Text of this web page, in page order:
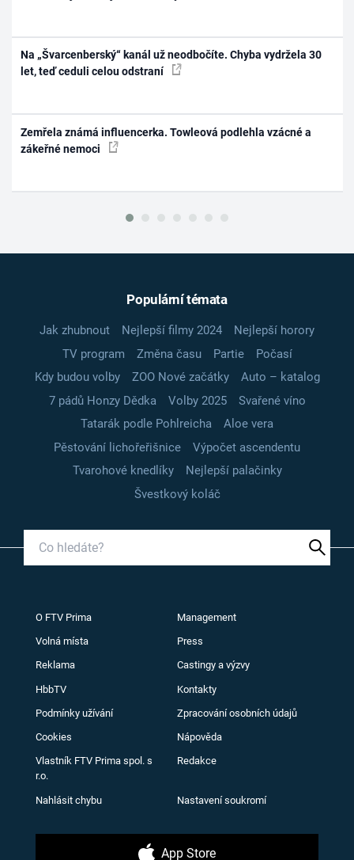
Na „Švarcenberský“ kanál už neodbočíte. Chyba vydržela 30
let, teď ceduli celou odstraní
Zemřela známá influencerka. Towleová podlehla vzácné a
zákeřné nemoci
Populární témata
Jak zhubnout Nejlepší filmy 2024
Nejlepší horory
TV program
Změna času Partie
Počasí
Kdy budou volby
ZOO Nové začátky
Auto – katalog
7 pádů Honzy Dědka
Volby 2025
Svařené víno
Tatarák podle Pohlreicha
Aloe vera
Pěstování lichořeřišnice
Výpočet ascendentu
Tvarohové knedlíky
Nejlepší palačinky
Švestkový koláč
O FTV Prima Management
Volná místa Press
Reklama Castingy a výzvy
HbbTV Kontakty
Podmínky užívání Zpracování osobních údajů
Cookies Nápověda
Vlastník FTV Prima spol. s
r.o.
Redakce
Nahlásit chybu Nastavení soukromí
App Store